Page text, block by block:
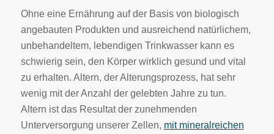
Ohne eine Ernährung auf der Basis von biologisch
angebauten Produkten und ausreichend natürlichem,
unbehandeltem, lebendigen Trinkwasser kann es
schwierig sein, den Körper wirklich gesund und vital
zu erhalten. Altern, der Alterungsprozess, hat sehr
wenig mit der Anzahl der gelebten Jahre zu tun.
Altern ist das Resultat der zunehmenden
Unterversorgung unserer Zellen, mit mineralreichen